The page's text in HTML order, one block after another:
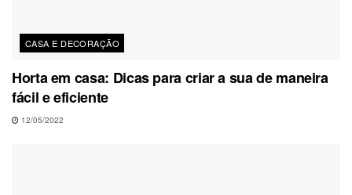
CASA E DECORAÇÃO
Horta em casa: Dicas para criar a sua de maneira
fácil e eficiente
12/05/2022